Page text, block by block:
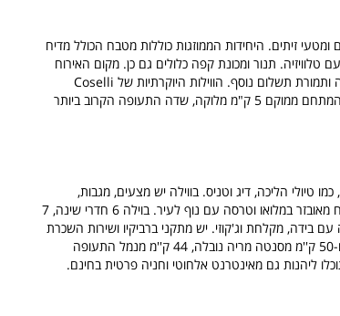
בשטח של 50 דונם עם כרמים ומטעי זיתים. היחידות הממוזגות כוללות מטבח הכולל מדיח
תנור ומכונת קפה כלולים גם כן. מקום האירוח
מציע גם טעימות יין ושמן זית, ושירות שף פרטי על פי בקשה ותמורת תשלום נוסף. הווילות היוקרתיות של Coselli
המתחם ממוקם 5 ק"מ מלוקה,
שדה התעופה הקרוב ביותר
טיולי הליכה, דיג וטניס. בווילה יש מצעים, מגבות,
טלוויזיה בעלת מסך שטוח עם ערוצי לוויין, פינת אוכל, מטבח מאובזר במלואו וטרסה עם נוף לעיר. בוילה 6 חדרי שינה, 7
עם בידה, מקלחת וג'קוזי. יש מתקני ברביקיו ושירות השכרת
אופניים. מרחק של 6.1 ק''מ מתחנת הרכבת מונטה קטיני ו-50 ק''מ מסנטה מריה נובלה, 44 ק''מ מנמל התעופה
ליהנות גם מאינטרנט אלחוטי וחניה פרטית בחינם.